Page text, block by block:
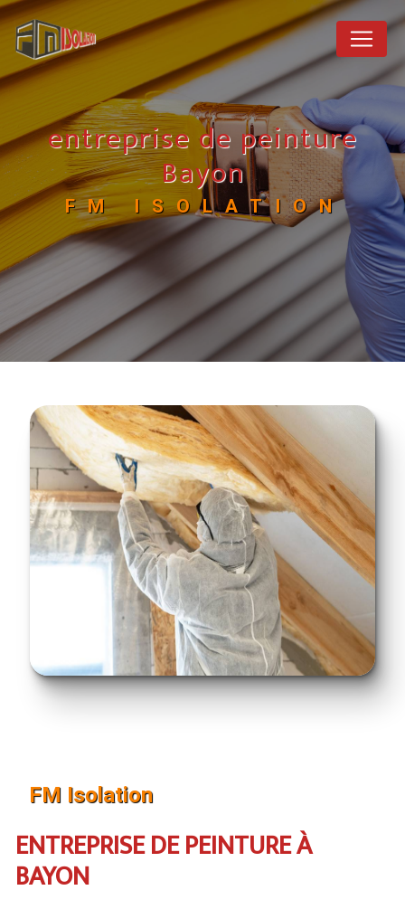
entreprise de peinture
Bayon
FM ISOLATION
FM Isolation
ENTREPRISE DE PEINTURE À
BAYON
Panneau de gestion des cookies